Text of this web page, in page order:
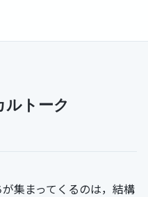
トーク
集まってくるのは，結構